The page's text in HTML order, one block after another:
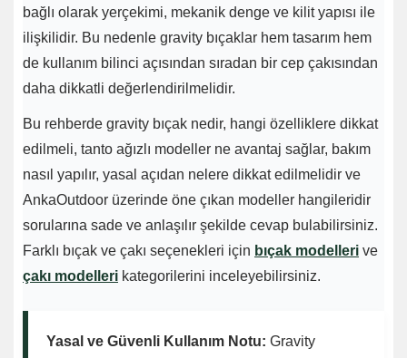
bağlı olarak yerçekimi, mekanik denge ve kilit yapısı ile
ilişkilidir. Bu nedenle gravity bıçaklar hem tasarım hem
de kullanım bilinci açısından sıradan bir cep çakısından
daha dikkatli değerlendirilmelidir.
Bu rehberde gravity bıçak nedir, hangi özelliklere dikkat
edilmeli, tanto ağızlı modeller ne avantaj sağlar, bakım
nasıl yapılır, yasal açıdan nelere dikkat edilmelidir ve
AnkaOutdoor üzerinde öne çıkan modeller hangileridir
sorularına sade ve anlaşılır şekilde cevap bulabilirsiniz.
Farklı bıçak ve çakı seçenekleri için bıçak modelleri ve
çakı modelleri kategorilerini inceleyebilirsiniz.
Yasal ve Güvenli Kullanım Notu: Gravity